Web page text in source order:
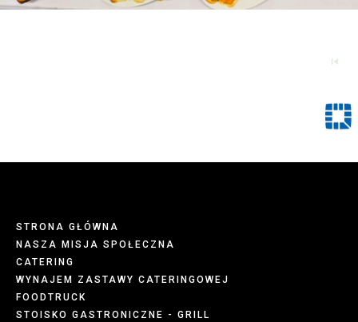
STRONA GŁÓWNA
NASZA MISJA SPOŁECZNA
CATERING
WYNAJEM ZASTAWY CATERINGOWEJ
FOODTRUCK
STOISKO GASTRONICZNE - GRILL